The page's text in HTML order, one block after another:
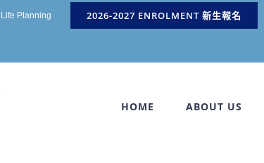
Life Planning 2026-2027 ENROLMENT 新生報名
HOME ABOUT US